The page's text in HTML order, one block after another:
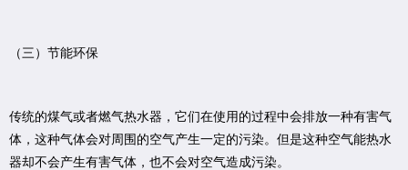
（三）节能环保
传统的煤气或者燃气热水器，它们在使用的过程中会排放一种有害气
体，这种气体会对周围的空气产生一定的污染。但是这种空气能热水
器却不会产生有害气体，也不会对空气造成污染。